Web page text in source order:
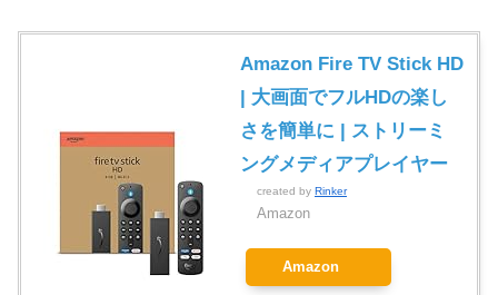
Amazon Fire TV Stick HD
| 大画面でフルHDの楽し
さを簡単に | ストリーミ
ングメディアプレイヤー
created by Rinker
Amazon
Amazon